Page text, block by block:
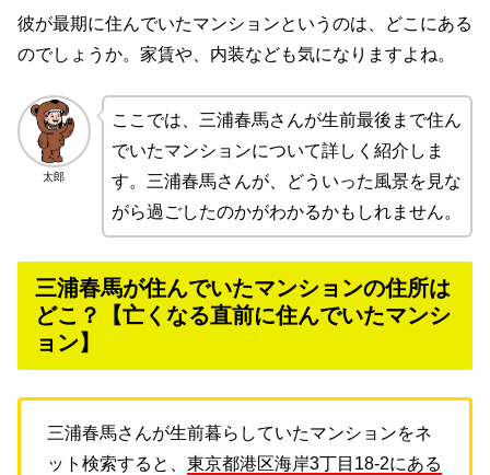
彼が最期に住んでいたマンションというのは、どこにある
のでしょうか。家賃や、内装なども気になりますよね。
太郎
ここでは、三浦春馬さんが生前最後まで住ん
でいたマンションについて詳しく紹介しま
す。三浦春馬さんが、どういった風景を見な
がら過ごしたのかがわかるかもしれません。
三浦春馬が住んでいたマンションの住所は
どこ？【亡くなる直前に住んでいたマンシ
ョン】
三浦春馬さんが生前暮らしていたマンションをネ
ット検索すると、 東京都港区海岸3丁目18-2にある